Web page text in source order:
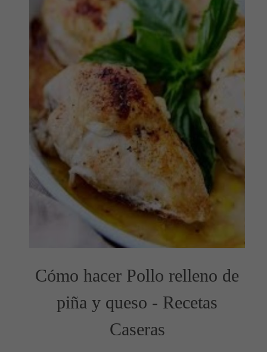
Cómo hacer Pollo relleno de
piña y queso - Recetas
Caseras